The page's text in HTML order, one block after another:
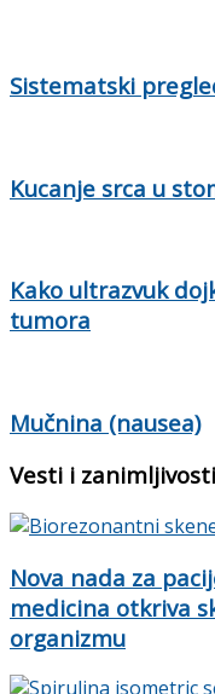
Sistematski
Kucanje srca u
Kako ultrazvuk
tumora
Mučnina (nausea)
Vesti i zanimljivosti
Nova nada za
medicina otkriva
organizmu